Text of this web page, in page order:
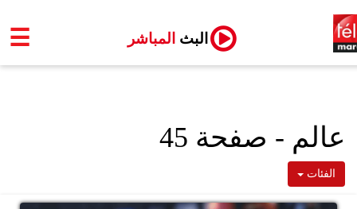
☰ البث المباشر
عالم - صفحة 45
الفئات